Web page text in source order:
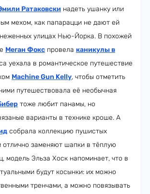
Ратаковски надеть ушанку или
мехом, как папарацци не дают ей
улицах Нью-Йорка. В похожей
Меган Фокс провела каникулы в
уехала в романтическое путешествие
Machine Gun Kelly, чтобы отметить
путешествовала её необычная
тоже любит панамы, но
варианты в технике кроше. А
собрала коллекцию пушистых
отлично заменяют шапки в тёплую
модель Эльза Хоск напоминает, что в
будут косынки: их можно
тренчами, а можно повязывать